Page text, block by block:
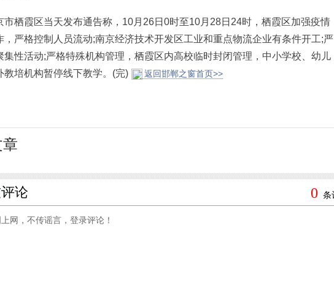
霞区当天发布通告称，10月26日0时至10月28日24时，栖霞区加强疫情
，严格控制人员流动;南京经济技术开发区工业和重点物流企业有条件开工;严
集性活动;严格特殊机构管理，栖霞区内高校临时封闭管理，中小学校、幼儿
教培机构暂停线下教学。(完)
返回邯郸之窗首页>>